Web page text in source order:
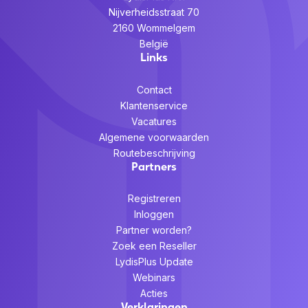
Nijverheidsstraat 70
2160 Wommelgem
België
Links
Contact
Klantenservice
Vacatures
Algemene voorwaarden
Routebeschrijving
Partners
Registreren
Inloggen
Partner worden?
Zoek een Reseller
LydisPlus Update
Webinars
Acties